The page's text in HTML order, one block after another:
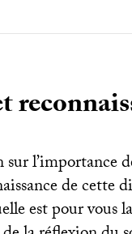
l’importance
de cette
est pour vous